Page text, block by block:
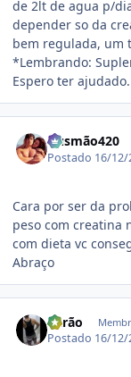
de 2lt de agua p/
depender so da
bem regulada, um
*Lembrando:
Espero ter ajudado.
Gusmão420
Postado 16/12/
Cara por ser da
peso com creatina
com dieta vc
Abraço
Barão
Postado 16/12/